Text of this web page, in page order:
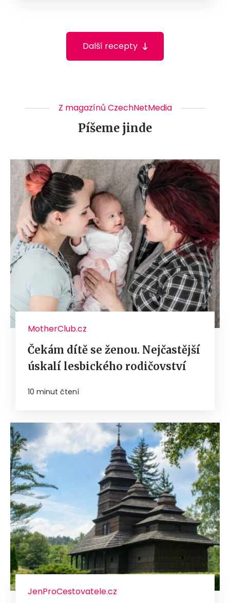
Další recepty
Z magazínů CzechNetMedia
Píšeme jinde
MotherClub.cz
Čekám dítě se ženou. Nejčastější
úskalí lesbického rodičovství
10 minut čtení
JenProCestovatele.cz